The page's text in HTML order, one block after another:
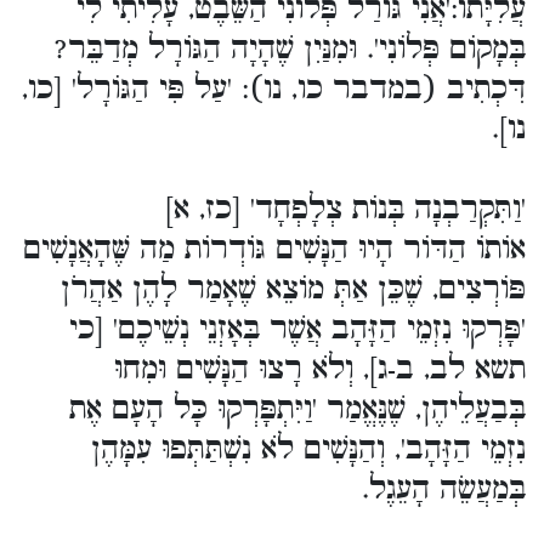
עֲלִיָּתוֹ:'אֲנִי גּוֹרַל פְּלוֹנִי הַשֵּׁבֶט, עָלִיתִי לִי
בְּמָקוֹם פְּלוֹנִי'. וּמִנַּיִן שֶׁהָיָה הַגּוֹרָל מְדַבֵּר?
דִּכְתִיב (במדבר כו, נו): 'עַל פִּי הַגּוֹרָל' [כו,
נו].
'וַתִּקְרַבְנָה בְּנוֹת צְלָפְחָד' [כז, א]
אוֹתוֹ הַדּוֹר הָיוּ הַנָּשִׁים גּוֹדְרוֹת מַה שֶּׁהָאֲנָשִׁים
פּוֹרְצִים, שֶׁכֵּן אַתְּ מוֹצֵא שֶׁאָמַר לָהֶן אַהֲרֹן
'פָּרְקוּ נִזְמֵי הַזָּהָב אֲשֶׁר בְּאָזְנֵי נְשֵׁיכֶם' [כי
תשא לב, ב-ג], וְלֹא רָצוּ הַנָּשִׁים וּמִחוּ
בְּבַעֲלֵיהֶן, שֶׁנֶּאֱמַר 'וַיִּתְפָּרְקוּ כָּל הָעָם אֶת
נִזְמֵי הַזָּהָב', וְהַנָּשִׁים לֹא נִשְׁתַּתְּפוּ עִמָּהֶן
בְּמַעֲשֵׂה הָעֵגֶל.